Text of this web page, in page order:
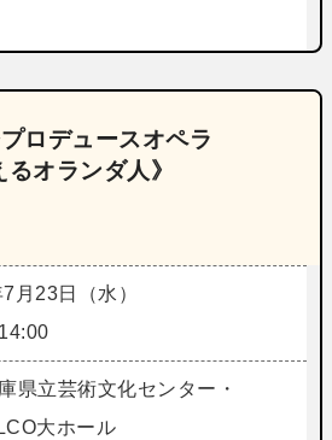
ロデュースオペラ
オランダ人》
月23日（水）
県立芸術文化センター・
大ホール